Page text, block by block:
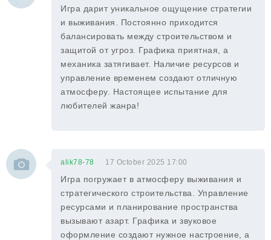
Игра дарит уникальное ощущение стратегии
и выживания. Постоянно приходится
балансировать между строительством и
защитой от угроз. Графика приятная, а
механика затягивает. Наличие ресурсов и
управление временем создают отличную
атмосферу. Настоящее испытание для
любителей жанра!
alik78-78 17 October 2025 17:00
Игра погружает в атмосферу выживания и
стратегического строительства. Управление
ресурсами и планирование пространства
вызывают азарт. Графика и звуковое
оформление создают нужное настроение, а